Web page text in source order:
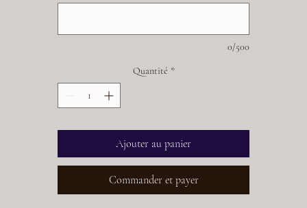
le site Azoo.me et de suivre les étapes nécessaires. Gardez votre chien
priorité.Cliquez ici pour le renouvellement.N'oubliez pas d'inscrire votre
numéro de licence dans la section note de votre panier (les trois derniers
chiffres pour bien identifier votre chien )
0/500
Quantité *
Ajouter au panier
Commander et payer